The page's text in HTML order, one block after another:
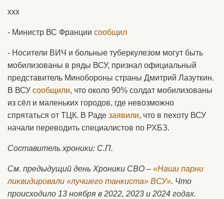
ххх
- Министр ВС Франции сообщил
- Носители ВИЧ и больные туберкулезом могут быть
мобилизованы в ряды ВСУ, признал официальный
представитель Минобороны страны Дмитрий Лазуткин.
В ВСУ сообщили, что около 90% солдат мобилизованы
из сёл и маленьких городов, где невозможно
спрятаться от ТЦК. В Раде заявили, что в пехоту ВСУ
начали переводить специалистов по РХБЗ.
Составитель хроники: С.П.
См. предыдущий день Хроники СВО – «Наши парни
ликвидировали «лучшего танкиста» ВСУ». Что
происходило 13 ноября в 2022, 2023 и 2024 годах.